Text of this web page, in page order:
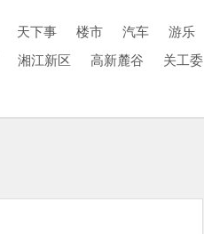
天下事 楼市 汽车 游乐
湘江新区 高新麓谷 关工委